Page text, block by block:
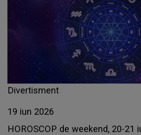
Divertisment
19 iun 2026
HOROSCOP de weekend, 20-21